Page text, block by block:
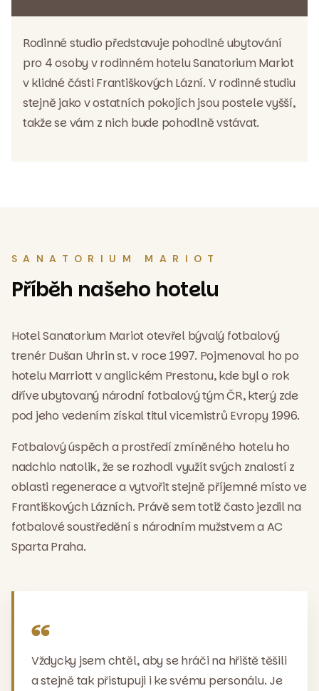
Rodinné studio představuje pohodlné ubytování
pro 4 osoby v rodinném hotelu Sanatorium Mariot
v klidné části Františkových Lázní. V rodinné studiu
stejně jako v ostatních pokojích jsou postele vyšší,
takže se vám z nich bude pohodlně vstávat.
SANATORIUM MARIOT
Příběh našeho hotelu
Hotel Sanatorium Mariot otevřel bývalý fotbalový
trenér Dušan Uhrin st. v roce 1997. Pojmenoval ho po
hotelu Marriott v anglickém Prestonu, kde byl o rok
dříve ubytovaný národní fotbalový tým ČR, který zde
pod jeho vedením získal titul vicemistrů Evropy 1996.
Fotbalový úspěch a prostředí zmíněného hotelu ho
nadchlo natolik, že se rozhodl využít svých znalostí z
oblasti regenerace a vytvořit stejně příjemné místo ve
Františkových Lázních. Právě sem totiž často jezdil na
fotbalové soustředění s národním mužstvem a AC
Sparta Praha.
Vždycky jsem chtěl, aby se hráči na hřiště těšili
a stejně tak přistupuji i ke svému personálu. Je